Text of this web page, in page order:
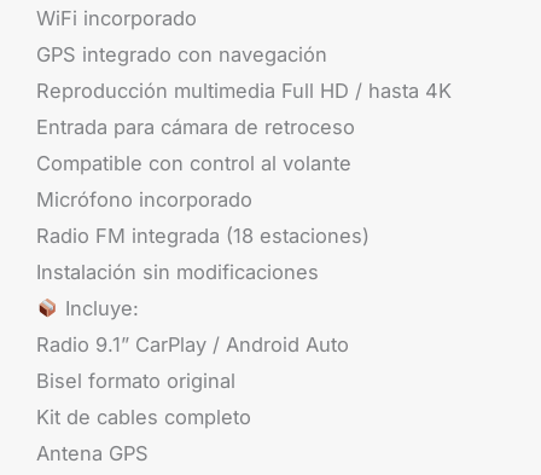
WiFi incorporado
GPS integrado con navegación
Reproducción multimedia Full HD / hasta 4K
Entrada para cámara de retroceso
Compatible con control al volante
Micrófono incorporado
Radio FM integrada (18 estaciones)
Instalación sin modificaciones
Incluye:
Radio 9.1” CarPlay / Android Auto
Bisel formato original
Kit de cables completo
Antena GPS